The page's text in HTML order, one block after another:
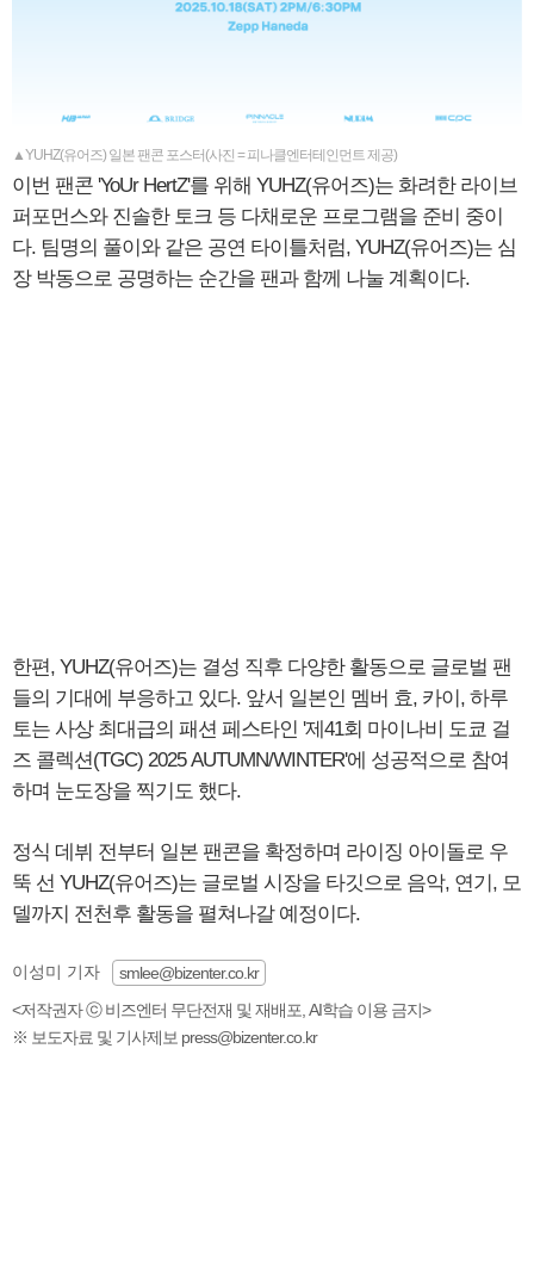
▲YUHZ(유어즈) 일본 팬콘 포스터(사진 = 피나클엔터테인먼트 제공)
이번 팬콘 'YoUr HertZ'를 위해 YUHZ(유어즈)는 화려한 라이브
퍼포먼스와 진솔한 토크 등 다채로운 프로그램을 준비 중이
다. 팀명의 풀이와 같은 공연 타이틀처럼, YUHZ(유어즈)는 심
장 박동으로 공명하는 순간을 팬과 함께 나눌 계획이다.
한편, YUHZ(유어즈)는 결성 직후 다양한 활동으로 글로벌 팬
들의 기대에 부응하고 있다. 앞서 일본인 멤버 효, 카이, 하루
토는 사상 최대급의 패션 페스타인 '제41회 마이나비 도쿄 걸
즈 콜렉션(TGC) 2025 AUTUMN/WINTER'에 성공적으로 참여
하며 눈도장을 찍기도 했다.
정식 데뷔 전부터 일본 팬콘을 확정하며 라이징 아이돌로 우
뚝 선 YUHZ(유어즈)는 글로벌 시장을 타깃으로 음악, 연기, 모
델까지 전천후 활동을 펼쳐나갈 예정이다.
이성미 기자
smlee@bizenter.co.kr
<저작권자 ⓒ 비즈엔터 무단전재 및 재배포, AI학습 이용 금지>
※ 보도자료 및 기사제보 press@bizenter.co.kr